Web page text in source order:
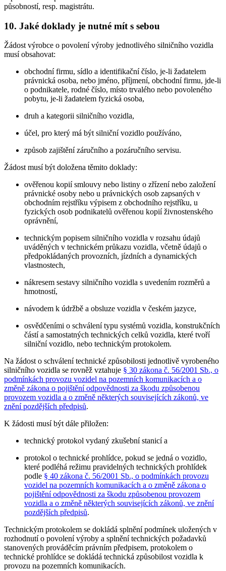
působností, resp. magistrátu.
10. Jaké doklady je nutné mít s sebou
Žádost výrobce o povolení výroby jednotlivého silničního vozidla
musí obsahovat:
obchodní firmu, sídlo a identifikační číslo, je-li žadatelem
právnická osoba, nebo jméno, příjmení, obchodní firmu, jde-li
o podnikatele, rodné číslo, místo trvalého nebo povoleného
pobytu, je-li žadatelem fyzická osoba,
druh a kategorii silničního vozidla,
účel, pro který má být silniční vozidlo používáno,
způsob zajištění záručního a pozáručního servisu.
Žádost musí být doložena těmito doklady:
ověřenou kopií smlouvy nebo listiny o zřízení nebo založení
právnické osoby nebo u právnických osob zapsaných v
obchodním rejstříku výpisem z obchodního rejstříku, u
fyzických osob podnikatelů ověřenou kopií živnostenského
oprávnění,
technickým popisem silničního vozidla v rozsahu údajů
uváděných v technickém průkazu vozidla, včetně údajů o
předpokládaných provozních, jízdních a dynamických
vlastnostech,
nákresem sestavy silničního vozidla s uvedením rozměrů a
hmotností,
návodem k údržbě a obsluze vozidla v českém jazyce,
osvědčeními o schválení typu systémů vozidla, konstrukčních
částí a samostatných technických celků vozidla, které tvoří
silniční vozidlo, nebo technickým protokolem.
Na žádost o schválení technické způsobilosti jednotlivě vyrobeného
silničního vozidla se rovněž vztahuje § 30 zákona č. 56/2001 Sb., o
podmínkách provozu vozidel na pozemních komunikacích a o
změně zákona o pojištění odpovědnosti za škodu způsobenou
provozem vozidla a o změně některých souvisejících zákonů, ve
znění pozdějších předpisů.
K žádosti musí být dále přiložen:
technický protokol vydaný zkušební stanicí a
protokol o technické prohlídce, pokud se jedná o vozidlo,
které podléhá režimu pravidelných technických prohlídek
podle § 40 zákona č. 56/2001 Sb., o podmínkách provozu
vozidel na pozemních komunikacích a o změně zákona o
pojištění odpovědnosti za škodu způsobenou provozem
vozidla a o změně některých souvisejících zákonů, ve znění
pozdějších předpisů.
Technickým protokolem se dokládá splnění podmínek uložených v
rozhodnutí o povolení výroby a splnění technických požadavků
stanovených prováděcím právním předpisem, protokolem o
technické prohlídce se dokládá technická způsobilost vozidla k
provozu na pozemních komunikacích.